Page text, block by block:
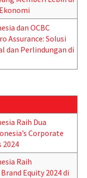
dan OCBC
Assurance: Solusi
dan Perlindungan di
Raih Dua
Corporate
Raih
Equity 2024 di